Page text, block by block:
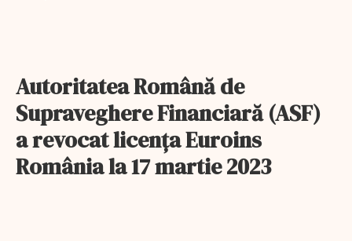
Autoritatea Română de
Supraveghere Financiară (ASF)
a revocat licenţa Euroins
România la 17 martie 2023